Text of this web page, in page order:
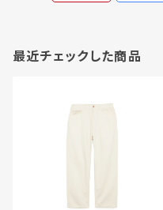
最近チェックした商品